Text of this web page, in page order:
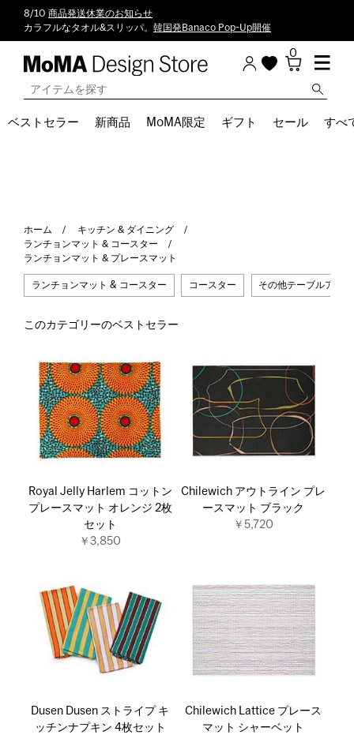
8/10 商品発送休業のお知らせ
カラフルなタオル&スリッパ。 韓国発Banaco Pop-Up開催
0
ベストセラー 新商品 MoMA限定 ギフト セール すべ
ホーム
キッチン & ダイニング
ランチョンマット & コースター
ランチョンマット & プレースマット
ランチョンマット & コースター コースター その他テーブルアク
このカテゴリーのベストセラー
Royal Jelly Harlem コットン
プレースマット オレンジ 2枚
セット
￥3,850
Chilewich アウトライン プレ
ースマット ブラック
￥5,720
Dusen Dusen ストライプ キ
ッチンナプキン 4枚セット
Chilewich Lattice プレース
マット シャーベット